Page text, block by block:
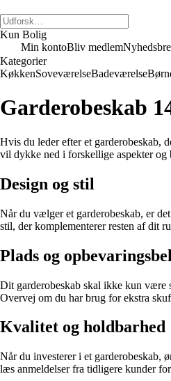
Kun Bolig
Min kontoBliv medlem
Kategorier
KøkkenSoveværelseBadeværelse
Garderobeskab
Hvis du leder efter et garderobeskab,
vil dykke ned i forskellige aspekter og
Design og stil
Når du vælger et garderobeskab, er
stil, der komplementerer resten af dit
Plads og
Dit garderobeskab skal ikke kun være
Overvej om du har brug for ekstra
Kvalitet og holdbarhed
Når du investerer i et garderobeskab,
læs anmeldelser fra tidligere kunder